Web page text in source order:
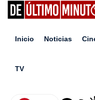
Inicio Noticias
TV